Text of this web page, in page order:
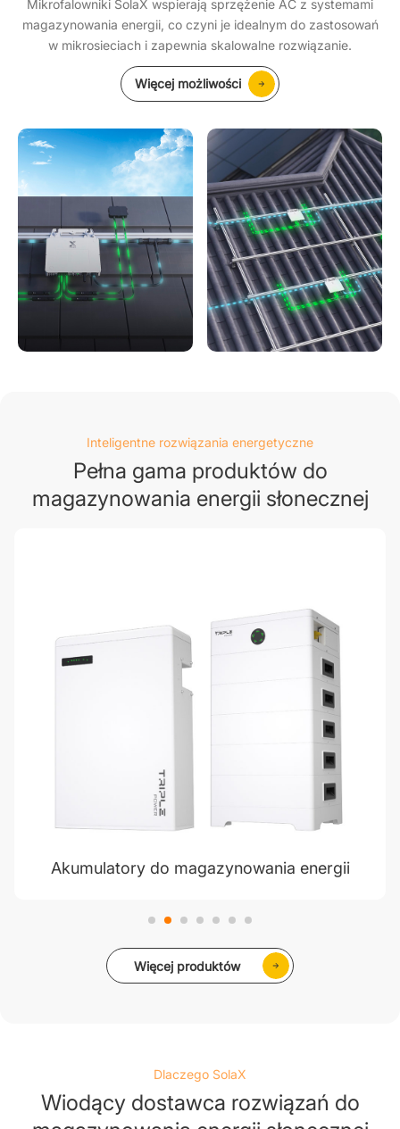
Mikrofalowniki SolaX wspierają sprzężenie AC z systemami
magazynowania energii, co czyni je idealnym do zastosowań
w mikrosieciach i zapewnia skalowalne rozwiązanie.
Więcej możliwości
Inteligentne rozwiązania energetyczne
Pełna gama produktów do
magazynowania energii słonecznej
Akumulatory do magazynowania energii
Więcej produktów
Dlaczego SolaX
Wiodący dostawca rozwiązań do